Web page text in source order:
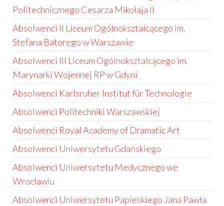
Politechnicznego Cesarza Mikołaja II
Absolwenci II Liceum Ogólnokształcącego im.
Stefana Batorego w Warszawie
Absolwenci III Liceum Ogólnokształcącego im.
Marynarki Wojennej RP w Gdyni
Absolwenci Karlsruher Institut für Technologie
Absolwenci Politechniki Warszawskiej
Absolwenci Royal Academy of Dramatic Art
Absolwenci Uniwersytetu Gdańskiego
Absolwenci Uniwersytetu Medycznego we
Wrocławiu
Absolwenci Uniwersytetu Papieskiego Jana Pawła